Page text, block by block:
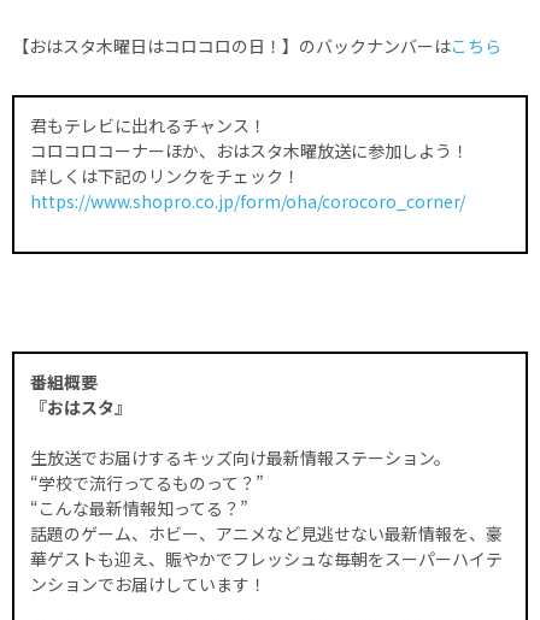
【おはスタ木曜日はコロコロの日！】のバックナンバーはこちら
君もテレビに出れるチャンス！
コロコロコーナーほか、おはスタ木曜放送に参加しよう！
詳しくは下記のリンクをチェック！
https://www.shopro.co.jp/form/oha/corocoro_corner/
番組概要
『おはスタ』
生放送でお届けするキッズ向け最新情報ステーション。
“学校で流行ってるものって？”
“こんな最新情報知ってる？”
話題のゲーム、ホビー、アニメなど見逃せない最新情報を、豪
華ゲストも迎え、賑やかでフレッシュな毎朝をスーパーハイテ
ンションでお届けしています！